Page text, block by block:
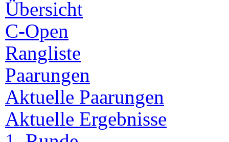
Übersicht
C-Open
Rangliste
Paarungen
Aktuelle Paarungen
Aktuelle Ergebnisse